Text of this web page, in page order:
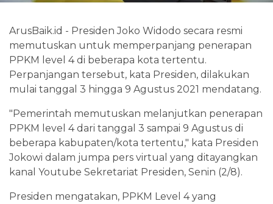
ArusBaik.id - Presiden Joko Widodo secara resmi
memutuskan untuk memperpanjang penerapan
PPKM level 4 di beberapa kota tertentu.
Perpanjangan tersebut, kata Presiden, dilakukan
mulai tanggal 3 hingga 9 Agustus 2021 mendatang.
"Pemerintah memutuskan melanjutkan penerapan
PPKM level 4 dari tanggal 3 sampai 9 Agustus di
beberapa kabupaten/kota tertentu," kata Presiden
Jokowi dalam jumpa pers virtual yang ditayangkan
kanal Youtube Sekretariat Presiden, Senin (2/8).
Presiden mengatakan, PPKM Level 4 yang